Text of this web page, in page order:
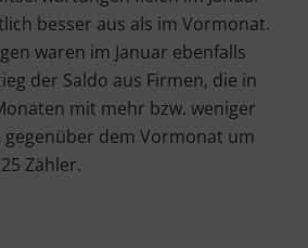
besser aus als im Vormonat.
waren im Januar ebenfalls
der Saldo aus Firmen, die in
mit mehr bzw. weniger
dem Vormonat um
Zähler.